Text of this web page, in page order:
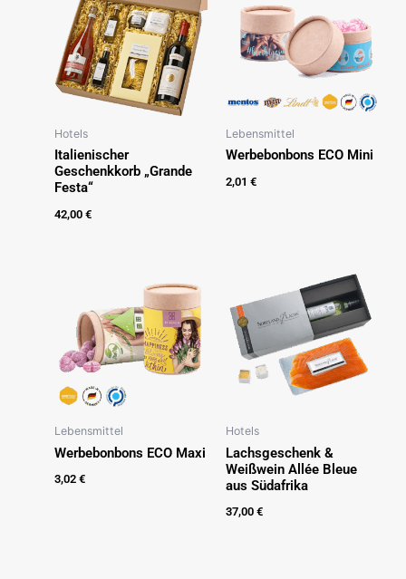
Hotels
Italienischer
Geschenkkorb „Grande
Festa“
42,00 €
Lebensmittel
Werbebonbons ECO Mini
2,01 €
Lebensmittel
Werbebonbons ECO Maxi
3,02 €
Hotels
Lachsgeschenk &
Weißwein Allée Bleue
aus Südafrika
37,00 €